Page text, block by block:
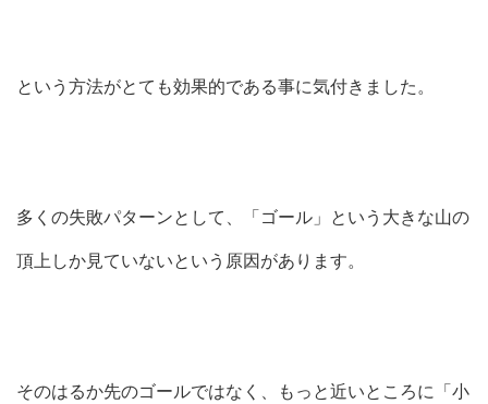
という方法がとても効果的である事に気付きました。
多くの失敗パターンとして、「ゴール」という大きな山の
頂上しか見ていないという原因があります。
そのはるか先のゴールではなく、もっと近いところに「小